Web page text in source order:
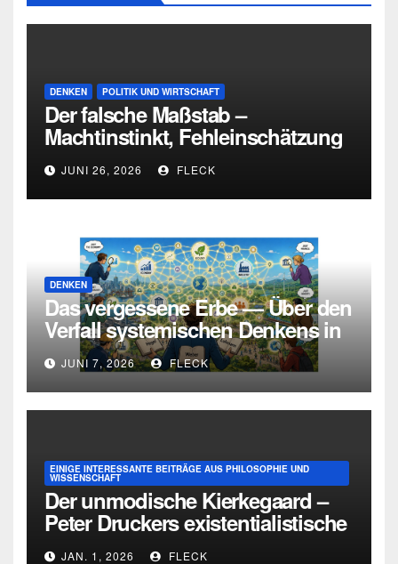
DENKEN POLITIK UND WIRTSCHAFT
Der falsche Maßstab –
Machtinstinkt, Fehleinschätzung
und die Grenzen intellektueller
Urteilskraft
JUNI 26, 2026 FLECK
DENKEN
Das vergessene Erbe — Über den
Verfall systemischen Denkens in
Deutschland
JUNI 7, 2026 FLECK
EINIGE INTERESSANTE BEITRÄGE AUS PHILOSOPHIE UND
WISSENSCHAFT
Der unmodische Kierkegaard –
Peter Druckers existentialistische
Intervention von 1933
JAN. 1, 2026 FLECK